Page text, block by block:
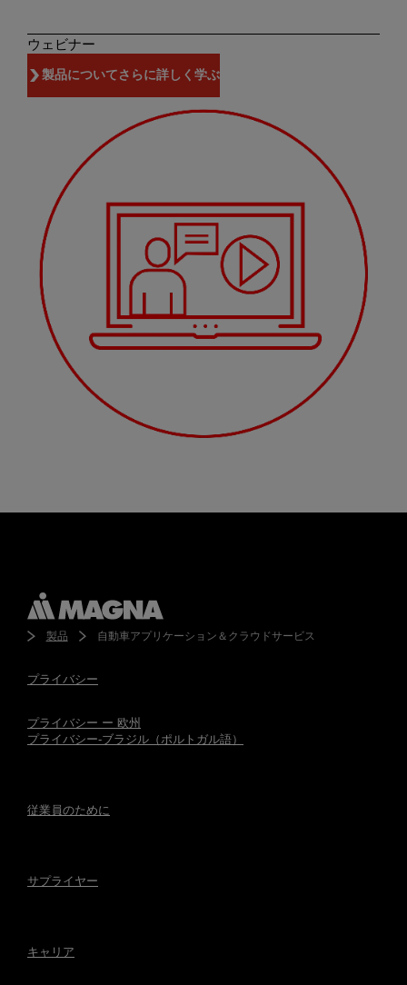
ウェビナー
製品についてさらに詳しく学ぶ
製品 自動車アプリケーション＆クラウドサービス
プライバシー
プライバシー ー 欧州
プライバシー-ブラジル（ポルトガル語）
従業員のために
サプライヤー
キャリア